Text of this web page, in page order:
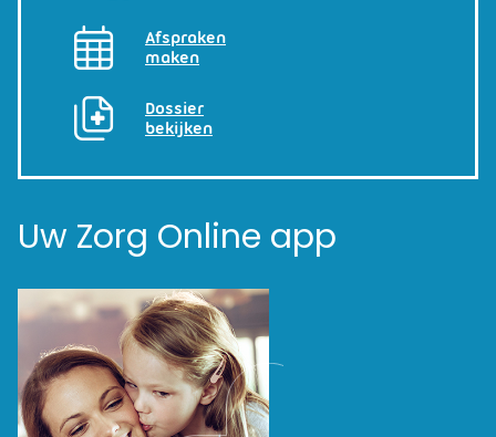
Afspraken
maken
Dossier
bekijken
Uw Zorg Online app